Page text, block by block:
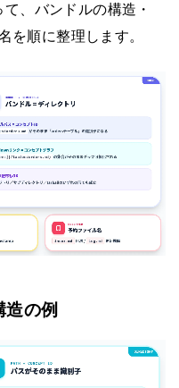
て、バンドルの構造・
を順に整理します。
の例